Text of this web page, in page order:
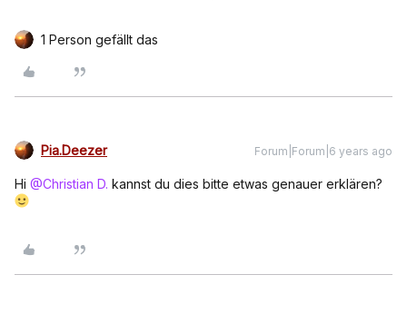
1 Person gefällt das
Pia.Deezer Forum|Forum|6 years ago
Hi @Christian D. kannst du dies bitte etwas genauer erklären?